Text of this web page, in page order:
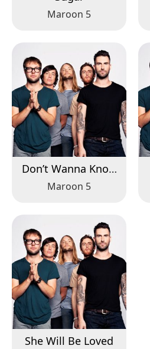
Maroon 5
Don’t Wanna Know
ft. Kendrick Lamar
Maroon 5
She Will Be Loved